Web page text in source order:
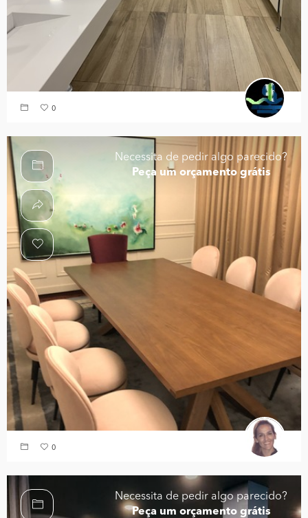
0
Necessita de pedir algo parecido?
Peça um orçamento grátis
0
Necessita de pedir algo parecido?
Peça um orçamento grátis